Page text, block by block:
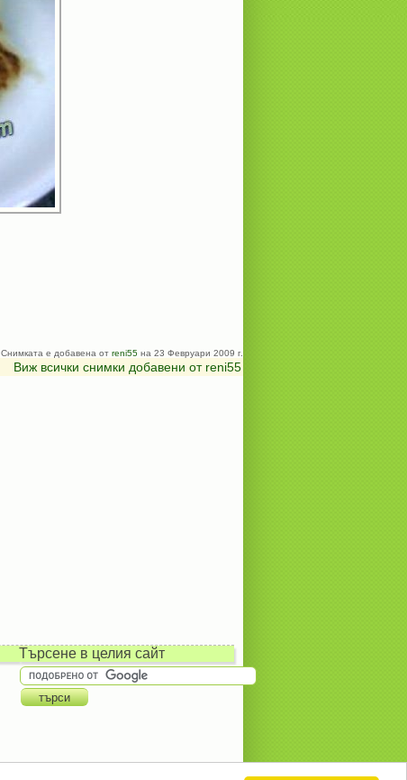
Снимката е добавена от reni55 на 23 Февруари 2009 г.
Виж всички снимки добавени от reni55
Търсене в целия сайт